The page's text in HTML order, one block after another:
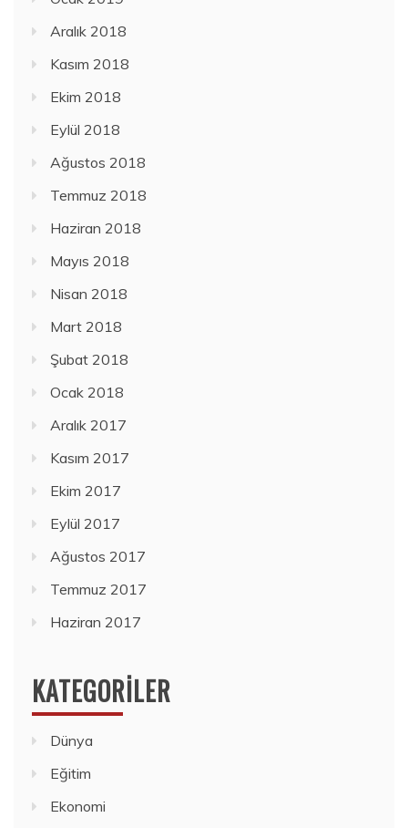
Aralık 2018
Kasım 2018
Ekim 2018
Eylül 2018
Ağustos 2018
Temmuz 2018
Haziran 2018
Mayıs 2018
Nisan 2018
Mart 2018
Şubat 2018
Ocak 2018
Aralık 2017
Kasım 2017
Ekim 2017
Eylül 2017
Ağustos 2017
Temmuz 2017
Haziran 2017
KATEGORILER
Dünya
Eğitim
Ekonomi